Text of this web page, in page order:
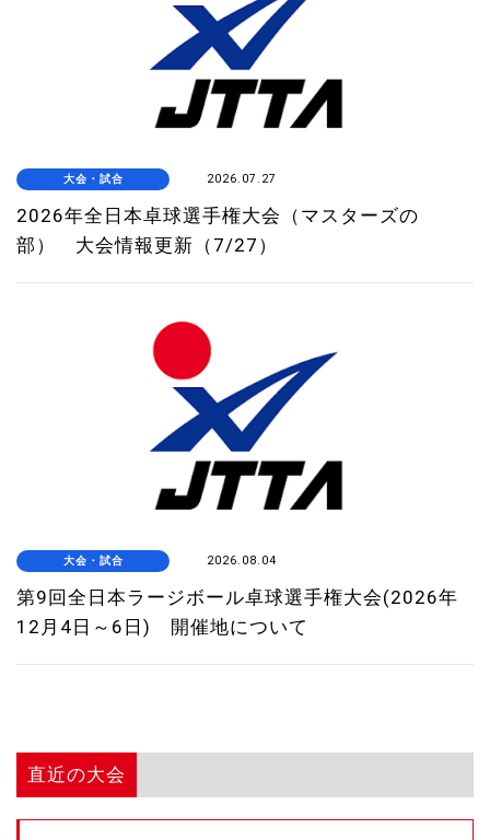
大会・試合 2026.07.27
2026年全日本卓球選手権大会（マスターズの
部） 大会情報更新（7/27）
大会・試合 2026.08.04
第9回全日本ラージボール卓球選手権大会(2026年
12月4日～6日) 開催地について
直近の大会